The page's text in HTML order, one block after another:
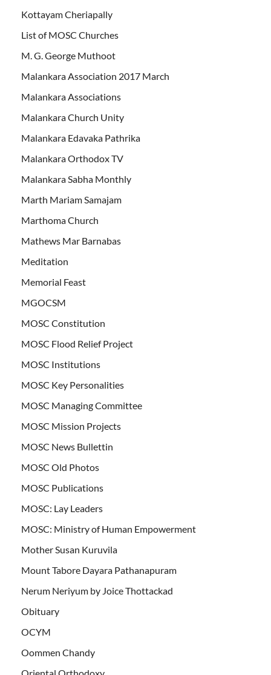
Kottayam Cheriapally
List of MOSC Churches
M. G. George Muthoot
Malankara Association 2017 March
Malankara Associations
Malankara Church Unity
Malankara Edavaka Pathrika
Malankara Orthodox TV
Malankara Sabha Monthly
Marth Mariam Samajam
Marthoma Church
Mathews Mar Barnabas
Meditation
Memorial Feast
MGOCSM
MOSC Constitution
MOSC Flood Relief Project
MOSC Institutions
MOSC Key Personalities
MOSC Managing Committee
MOSC Mission Projects
MOSC News Bullettin
MOSC Old Photos
MOSC Publications
MOSC: Lay Leaders
MOSC: Ministry of Human Empowerment
Mother Susan Kuruvila
Mount Tabore Dayara Pathanapuram
Nerum Neriyum by Joice Thottackad
Obituary
OCYM
Oommen Chandy